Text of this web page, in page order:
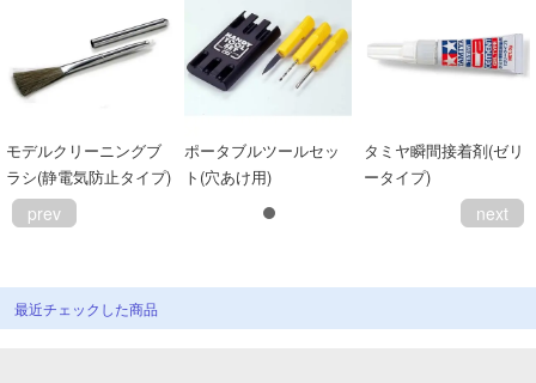
レビューについて
© 2026 Mid Japan, Inc.
モデルクリーニングブ
ラシ(静電気防止タイプ)
ポータブルツールセッ
ト(穴あけ用)
タミヤ瞬間接着剤(ゼリ
ータイプ)
prev next
最近チェックした商品